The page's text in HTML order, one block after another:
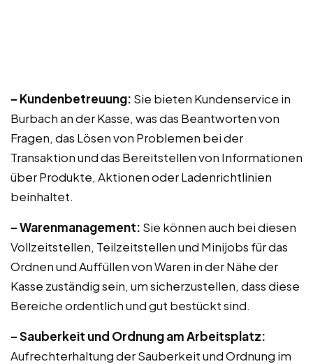
– Kundenbetreuung: Sie bieten Kundenservice in
Burbach an der Kasse, was das Beantworten von
Fragen, das Lösen von Problemen bei der
Transaktion und das Bereitstellen von Informationen
über Produkte, Aktionen oder Ladenrichtlinien
beinhaltet.
– Warenmanagement: Sie können auch bei diesen
Vollzeitstellen, Teilzeitstellen und Minijobs für das
Ordnen und Auffüllen von Waren in der Nähe der
Kasse zuständig sein, um sicherzustellen, dass diese
Bereiche ordentlich und gut bestückt sind.
– Sauberkeit und Ordnung am Arbeitsplatz:
Aufrechterhaltung der Sauberkeit und Ordnung im